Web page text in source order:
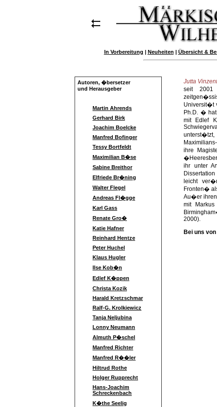
In Vorbereitung | Neuheiten | Übersicht &
Autoren, �bersetzer
und Herausgeber
Martin Ahrends
Gerhard Birk
Joachim Boelcke
Manfred Bofinger
Tessy Bortfeldt
Maximilian B�se
Sabine Breithor
Elfriede Br�ning
Walter Flegel
Andreas Fl�gge
Karl Gass
Renate Gro�
Katie Hafner
Reinhard Hentze
Peter Huchel
Klaus Hugler
Ilse Kob�n
Edlef K�ppen
Christa Kozik
Harald Kretzschmar
Ralf-G. Krolkiewicz
Tanja Neljubina
Lonny Neumann
Almuth P�schel
Manfred Richter
Manfred R��ler
Hiltrud Rothe
Holger Rupprecht
Hans-Joachim
Schreckenbach
K�the Seelig
Jutta Vinzent
seit 2001
Universit�t
Ph.D. �
mit Edlef
ihre
ihr unter
leicht
Fronten�
Au�er ihren
mit
2000).
Bei uns